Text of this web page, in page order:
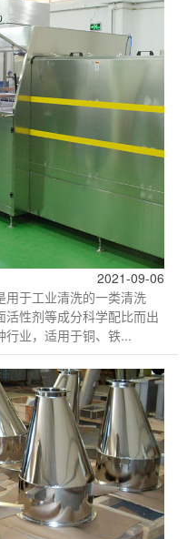
2021-09-06
用于工业清洗的一类清洗
性剂等成分科学配比而出
行业，适用于铜、铁...